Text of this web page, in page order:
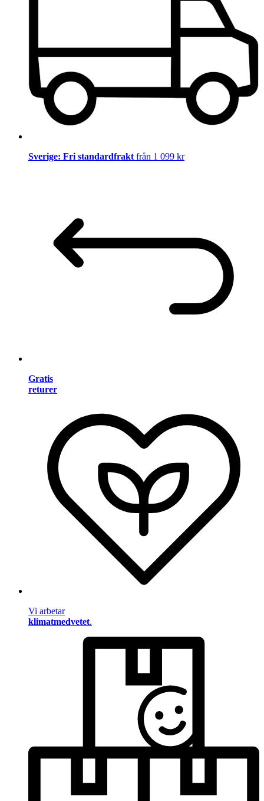
Sverige: Fri standardfrakt från 1 099 kr
Gratis
returer
Vi arbetar
klimatmedvetet.